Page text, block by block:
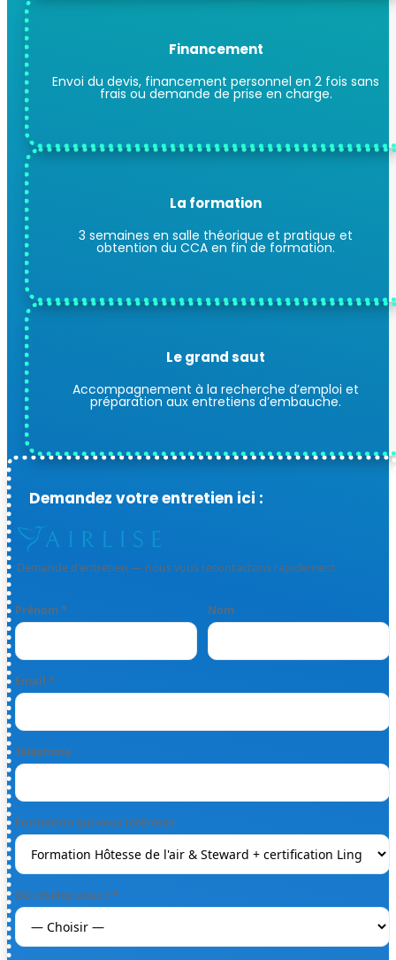
Financement
Envoi du devis, financement personnel en 2 fois sans
frais ou demande de prise en charge.
La formation
3 semaines en salle théorique et pratique et
obtention du CCA en fin de formation.
Le grand saut
Accompagnement à la recherche d’emploi et
préparation aux entretiens d’embauche.
Demandez votre entretien ici :